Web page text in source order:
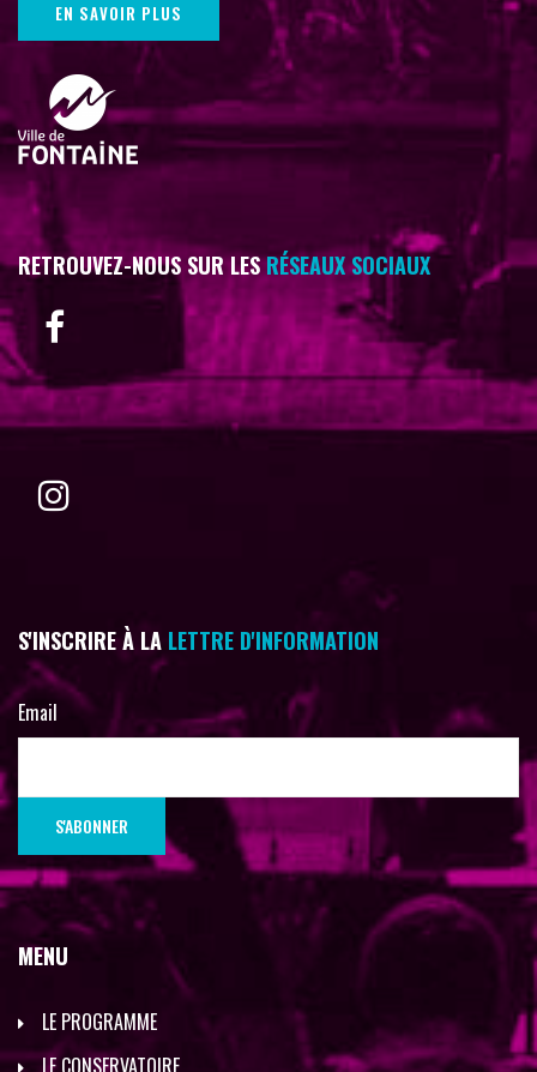
EN SAVOIR PLUS
RETROUVEZ-NOUS SUR LESRÉSEAUX SOCIAUX
S'INSCRIRE À LA LETTRE D'INFORMATION
Email
MENU
LE PROGRAMME
LE CONSERVATOIRE